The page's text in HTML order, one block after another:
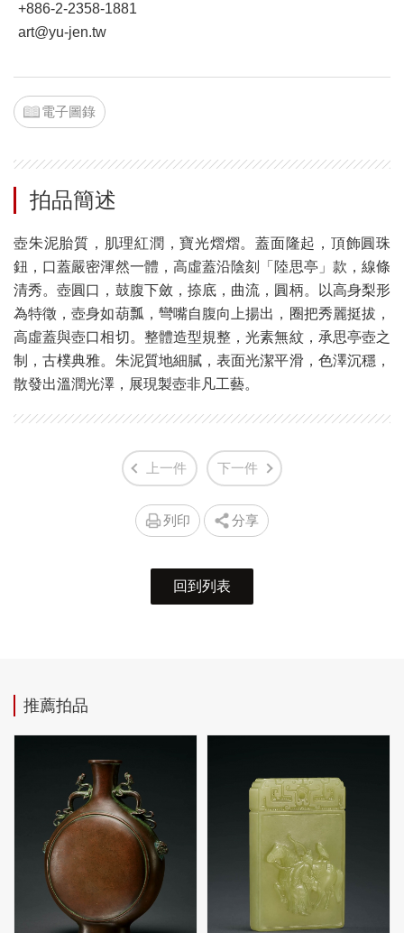
+886-2-2358-1881
art@yu-jen.tw
電子圖錄
拍品簡述
壺朱泥胎質，肌理紅潤，寶光熠熠。蓋面隆起，頂飾圓珠
鈕，口蓋嚴密渾然一體，高虛蓋沿陰刻「陸思亭」款，線條
清秀。壺圓口，鼓腹下斂，捺底，曲流，圓柄。以高身梨形
為特徵，壺身如葫瓢，彎嘴自腹向上揚出，圈把秀麗挺拔，
高虛蓋與壺口相切。整體造型規整，光素無紋，承思亭壺之
制，古樸典雅。朱泥質地細膩，表面光潔平滑，色澤沉穩，
散發出溫潤光澤，展現製壺非凡工藝。
上一件 下一件
列印 分享
回到列表
推薦拍品